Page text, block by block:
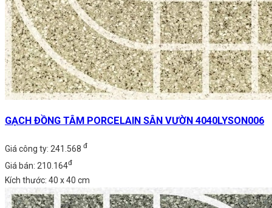
GẠCH ĐỒNG TÂM PORCELAIN SÂN VƯỜN 4040LYSON006
Giá công ty: 241.568 đ
Giá bán: 210.164đ
Kích thước: 40 x 40 cm